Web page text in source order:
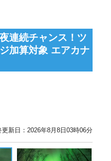
連続チャンス！ツ
加算対象 エアカナ
更新日：2026年8月8日03時06分